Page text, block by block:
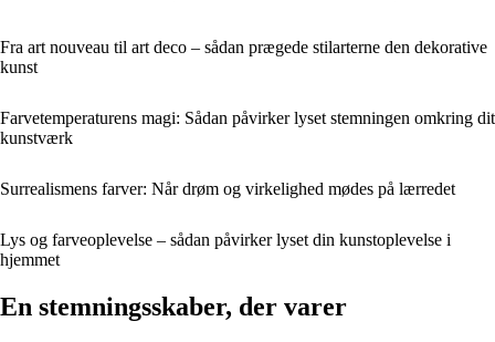
Fra art nouveau til art deco – sådan prægede stilarterne den dekorative
kunst
Farvetemperaturens magi: Sådan påvirker lyset stemningen omkring dit
kunstværk
Surrealismens farver: Når drøm og virkelighed mødes på lærredet
Lys og farveoplevelse – sådan påvirker lyset din kunstoplevelse i
hjemmet
En stemningsskaber, der varer